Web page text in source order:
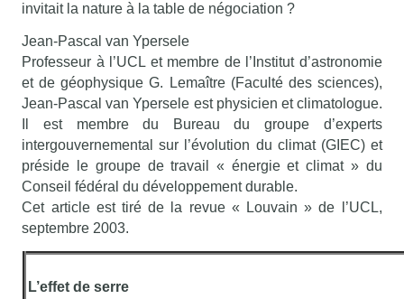
invitait la nature à la table de négociation ?
Jean-Pascal van Ypersele
Professeur à l’UCL et membre de l’Institut d’astronomie
et de géophysique G. Lemaître (Faculté des sciences),
Jean-Pascal van Ypersele est physicien et climatologue.
Il est membre du Bureau du groupe d’experts
intergouvernemental sur l’évolution du climat (GIEC) et
préside le groupe de travail « énergie et climat » du
Conseil fédéral du développement durable.
Cet article est tiré de la revue « Louvain » de l’UCL,
septembre 2003.
L’effet de serre